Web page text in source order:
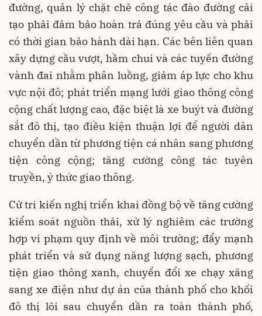
đường, quản lý chặt chẽ công tác đào đường cải
tạo phải đảm bảo hoàn trả đúng yêu cầu và phải
có thời gian bảo hành dài hạn. Các bên liên quan
xây dựng cầu vượt, hầm chui và các tuyến đường
vành đai nhằm phân luồng, giảm áp lực cho khu
vực nội đô; phát triển mạng lưới giao thông công
cộng chất lượng cao, đặc biệt là xe buýt và đường
sắt đô thị, tạo điều kiện thuận lợi để người dân
chuyển dần từ phương tiện cá nhân sang phương
tiện công cộng; tăng cường công tác tuyên
truyền, ý thức giao thông.
Cử tri kiến nghị triển khai đồng bộ về tăng cường
kiểm soát nguồn thải, xử lý nghiêm các trường
hợp vi phạm quy định về môi trường; đẩy mạnh
phát triển và sử dụng năng lượng sạch, phương
tiện giao thông xanh, chuyển đổi xe chạy xăng
sang xe điện như dự án của thành phố cho khối
đô thị lõi sau chuyển dần ra toàn thành phố,